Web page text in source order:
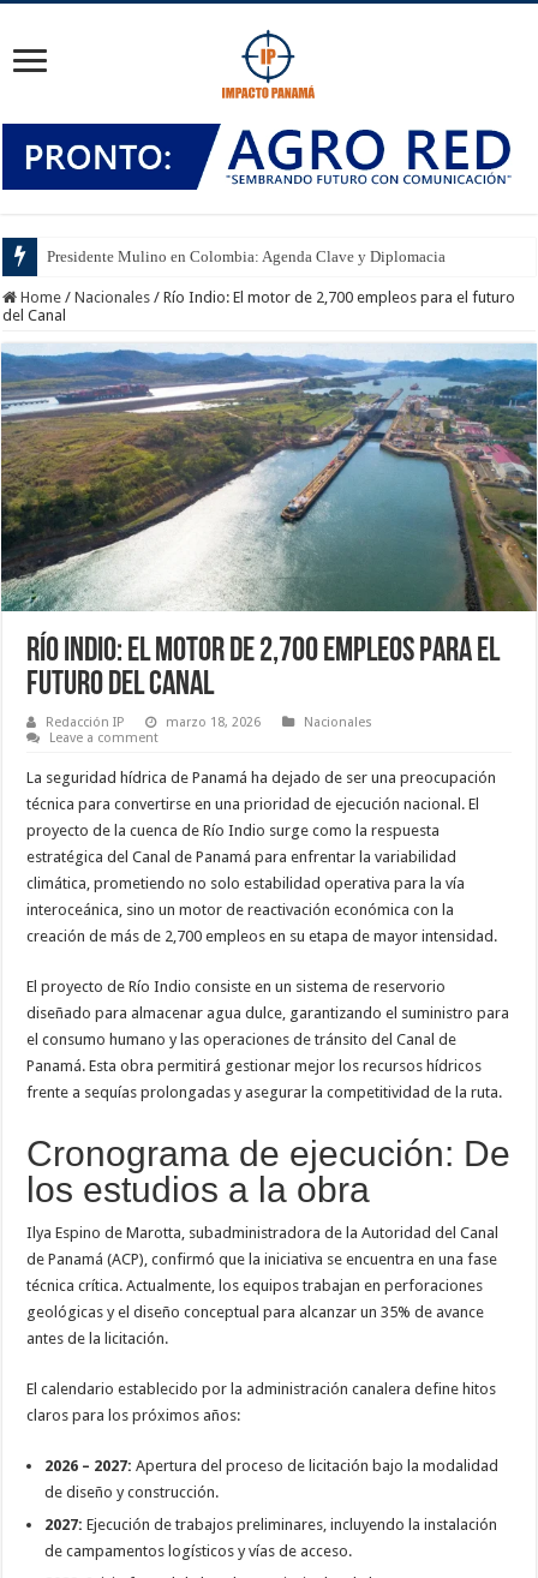
Presidente Mulino en Colombia: Agenda Clave y Diplomacia
Home / Nacionales / Río Indio: El motor de 2,700 empleos para el futuro
del Canal
Río Indio: El motor de 2,700 empleos para el
futuro del Canal
Redacción IP marzo 18, 2026
Nacionales
Leave a comment
La seguridad hídrica de Panamá ha dejado de ser una preocupación
técnica para convertirse en una prioridad de ejecución nacional. El
proyecto de la cuenca de Río Indio surge como la respuesta
estratégica del Canal de Panamá para enfrentar la variabilidad
climática, prometiendo no solo estabilidad operativa para la vía
interoceánica, sino un motor de reactivación económica con la
creación de más de 2,700 empleos en su etapa de mayor intensidad.
El proyecto de Río Indio consiste en un sistema de reservorio
diseñado para almacenar agua dulce, garantizando el suministro para
el consumo humano y las operaciones de tránsito del Canal de
Panamá. Esta obra permitirá gestionar mejor los recursos hídricos
frente a sequías prolongadas y asegurar la competitividad de la ruta.
Cronograma de ejecución: De
los estudios a la obra
Ilya Espino de Marotta, subadministradora de la Autoridad del Canal
de Panamá (ACP), confirmó que la iniciativa se encuentra en una fase
técnica crítica. Actualmente, los equipos trabajan en perforaciones
geológicas y el diseño conceptual para alcanzar un 35% de avance
antes de la licitación.
El calendario establecido por la administración canalera define hitos
claros para los próximos años:
2026 – 2027: Apertura del proceso de licitación bajo la modalidad
de diseño y construcción.
2027: Ejecución de trabajos preliminares, incluyendo la instalación
de campamentos logísticos y vías de acceso.